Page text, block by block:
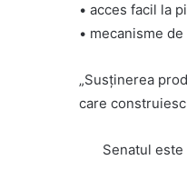
•⁠ ⁠acces facil la
•⁠ ⁠mecanisme
„Susținerea
care
Senatul